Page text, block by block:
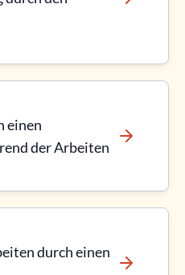
einen
der Arbeiten
durch einen